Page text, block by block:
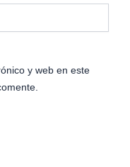
y web en este